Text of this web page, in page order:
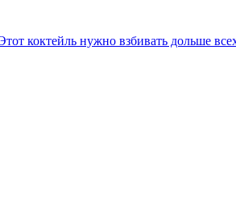
коктейль нужно взбивать дольше